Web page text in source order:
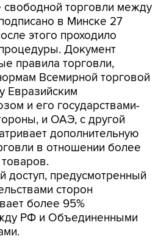
торговли между
в Минске 27
этого проходило
Документ
правила торговли,
Всемирной торговой
Евразийским
и его государствами-
и ОАЭ, с другой
дополнительную
в отношении более
предусмотренный
сторон
более 95%
РФ и Объединенными